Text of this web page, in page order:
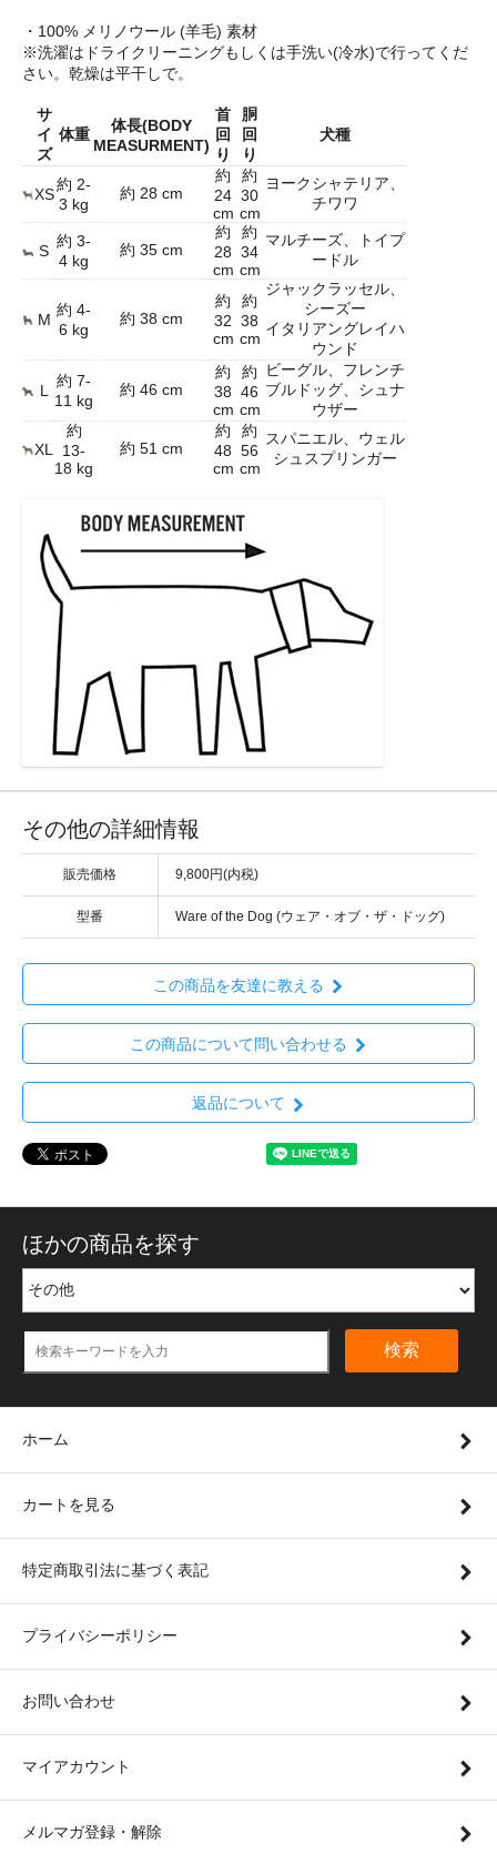
・100% メリノウール (羊毛) 素材
※洗濯はドライクリーニングもしくは手洗い(冷水)で行ってくだ
さい。乾燥は平干しで。
サ
イ
ズ
体重
体長(BODY
MEASURMENT)
首
回
り
胴
回
り
犬種
XS
約 2-
3 kg
約 28 cm
約
24
cm
約
30
cm
ヨークシャテリア、
チワワ
S
約 3-
4 kg
約 35 cm
約
28
cm
約
34
cm
マルチーズ、トイプ
ードル
M
約 4-
6 kg
約 38 cm
約
32
cm
約
38
cm
ジャックラッセル、
シーズー
イタリアングレイハ
ウンド
L
約 7-
11 kg
約 46 cm
約
38
cm
約
46
cm
ビーグル、フレンチ
ブルドッグ、シュナ
ウザー
XL
約
13-
18 kg
約 51 cm
約
48
cm
約
56
cm
スパニエル、ウェル
シュスプリンガー
その他の詳細情報
販売価格 9,800円(内税)
型番 Ware of the Dog (ウェア・オブ・ザ・ドッグ)
この商品を友達に教える
この商品について問い合わせる
返品について
ほかの商品を探す
検索
ホーム
カートを見る
特定商取引法に基づく表記
プライバシーポリシー
お問い合わせ
マイアカウント
メルマガ登録・解除